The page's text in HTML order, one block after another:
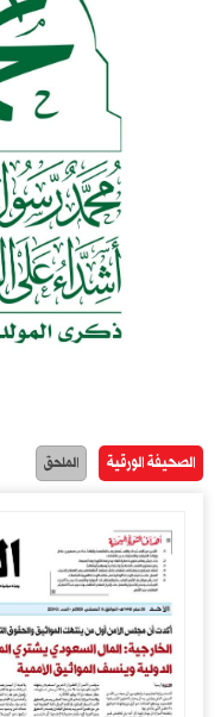
الصحيفة الورقية الملحق